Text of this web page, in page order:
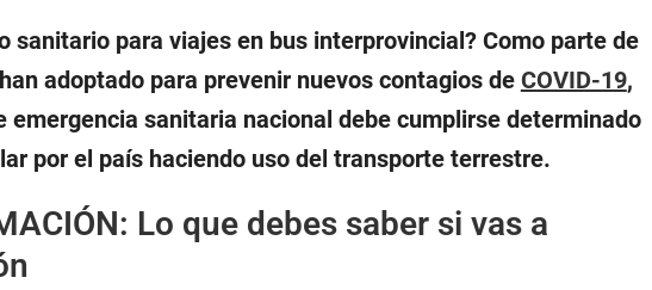
sanitario para viajes en bus interprovincial? Como parte de
adoptado para prevenir nuevos contagios de COVID-19,
emergencia sanitaria nacional debe cumplirse determinado
por el país haciendo uso del transporte terrestre.
Lo que debes saber si vas a